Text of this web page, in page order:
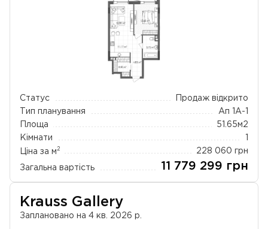
Статус
Продаж відкрито
Тип планування
Ап 1А-1
Площа
51.65м2
Кімнати
Ціна за м 2 228 060 грн
Загальна вартість 11 779 299 грн
Krauss Gallery
Заплановано на 4 кв. 2026 р.